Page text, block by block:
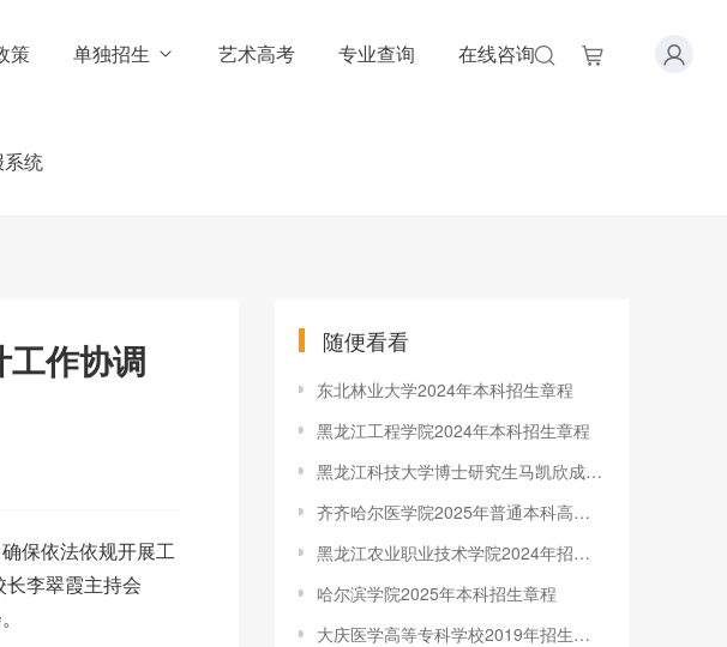
策 单独招生 艺术高考 专业查询 在线咨询
统
作协调
保依法依规开展工
李翠霞主持会
随便看看
东北林业大学2024年本科招生章程
黑龙江工程学院2024年本科招生章程
黑龙江科技大学博士研究生马凯欣成功入选2025年度中国科协青年科技人才培育工程博士生专项计划
齐齐哈尔医学院2025年普通本科高等教育招生章程
黑龙江农业职业技术学院2024年招生章程
哈尔滨学院2025年本科招生章程
大庆医学高等专科学校2019年招生章程